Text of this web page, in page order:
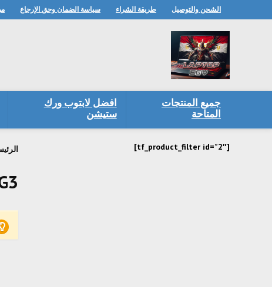
الشحن والتوصيل طريقة الشراء سياسة الضمان وحق الإرجاع
جميع المنتجات
المتاحة
افضل لابتوب ورك
ستيشن
[tf_product_filter id=”2″]